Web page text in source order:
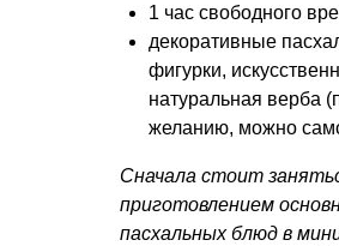
1 час свободного
декоративные
фигурки,
натуральная верба
желанию, можно
Сначала стоит
приготовлением
пасхальных блюд в